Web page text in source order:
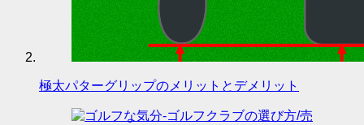
極太パターグリップのメリットとデメリット